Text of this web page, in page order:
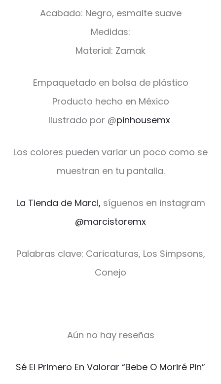
Acabado: Negro, esmalte suave
Medidas:
Material: Zamak
Empaquetado en bolsa de plástico
Producto hecho en México
Ilustrado por @pinhousemx
Los colores pueden variar un poco como se
muestran en tu pantalla.
La Tienda de Marci, síguenos en instagram
@marcistoremx
Palabras clave: Caricaturas, Los Simpsons,
Conejo
V
a
Aún no hay reseñas
Sé El Primero En Valorar “Bebe O Moriré Pin”